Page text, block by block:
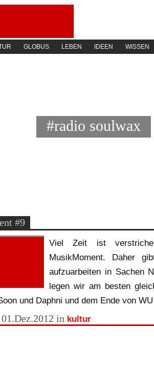
GLOBUS LEBEN IDEEN WISSEN
#radio soulwax
#9
Viel Zeit ist
MusikMoment. Daher
aufzuarbeiten in Sachen
legen wir am besten
und Daphni und dem Ende von WU
in kultur